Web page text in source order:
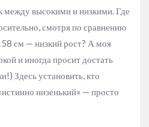
между высокими и низкими. Где
смотря по сравнению
см — низкий рост? А моя
и иногда просит достать
Здесь установить, кто
низенький» — просто